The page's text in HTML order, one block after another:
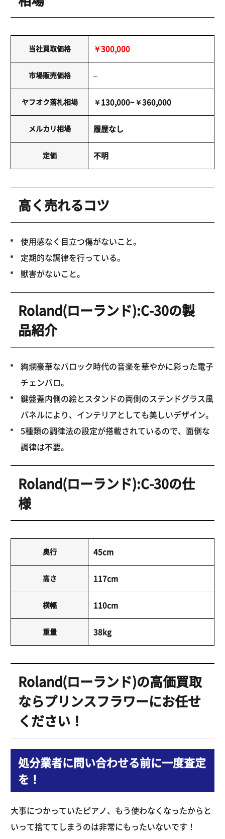
当社買取価格 ￥300,000
市場販売価格 –
ヤフオク落札相場 ￥130,000~￥360,000
メルカリ相場 履歴なし
定価 不明
高く売れるコツ
使用感なく目立つ傷がないこと。
定期的な調律を行っている。
獣害がないこと。
Roland(ローランド):C-30の製
品紹介
絢爛豪華なバロック時代の音楽を華やかに彩った電子
チェンバロ。
鍵盤蓋内側の絵とスタンドの両側のステンドグラス風
パネルにより、インテリアとしても美しいデザイン。
5種類の調律法の設定が搭載されているので、面倒な
調律は不要。
Roland(ローランド):C-30の仕
様
奥行 45cm
高さ 117cm
横幅 110cm
重量 38kg
Roland(ローランド)の高価買取
ならプリンスフラワーにお任せ
ください！
処分業者に問い合わせる前に一度査定
を！
大事につかっていたピアノ、もう使わなくなったからと
いって捨ててしまうのは非常にもったいないです！